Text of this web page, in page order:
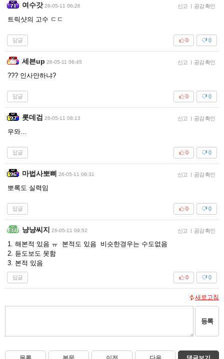
여수갓 26-05-11 06:26 신고 | 공감 확인
트릭샷의 고수 ㄷㄷ
답글 0
0
세븐up 26-05-11 06:45 신고 | 공감 확인
??? 인사안하냐?
답글 0
0
롯데검 26-05-11 08:13 신고 | 공감 확인
우와...
답글 0
0
마법사뽀삐 26-05-11 08:31 신고 | 공감 확인
뽀록도 실력임
답글 0
0
냥냥씨지 26-05-11 09:52 신고 | 공감 확인
1. 해본적 있음 ㅠ 본적도 있음 비슷한경우는 수도없음
2. 듣도보도 못함
3. 본적 있음
답글 0
0
새로고침
등록